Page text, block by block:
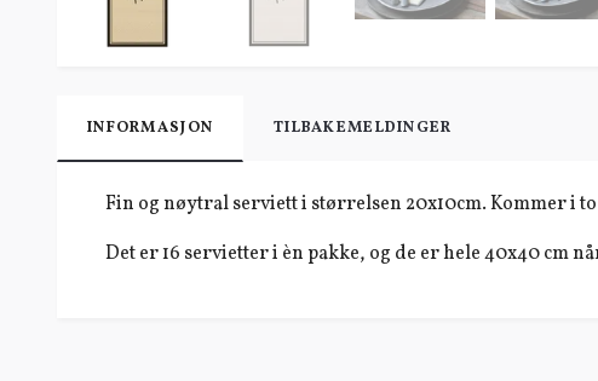
INFORMASJON TILBAKEMELDINGER
Fin og nøytral serviett i størrelsen 20x10cm. Kommer i
Det er 16 servietter i èn pakke, og de er hele 40x40 cm